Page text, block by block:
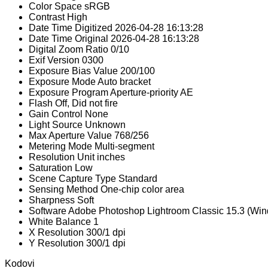
Color Space sRGB
Contrast High
Date Time Digitized 2026-04-28 16:13:28
Date Time Original 2026-04-28 16:13:28
Digital Zoom Ratio 0/10
Exif Version 0300
Exposure Bias Value 200/100
Exposure ModeAuto bracket
Exposure ProgramAperture-priority AE
Flash Off, Did not fire
Gain Control None
Light Source Unknown
Max Aperture Value 768/256
Metering Mode Multi-segment
Resolution Unit inches
Saturation Low
Scene Capture Type Standard
Sensing Method One-chip color area
Sharpness Soft
SoftwareAdobe Photoshop Lightroom Classic 15.3
White Balance 1
X Resolution 300/1 dpi
Y Resolution 300/1 dpi
Kodovi